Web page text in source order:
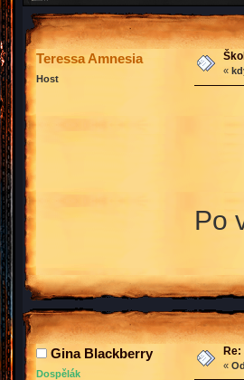
Teressa Amnesia
Host
«
Po
Gina Blackberry
Dospělák
Re:
«